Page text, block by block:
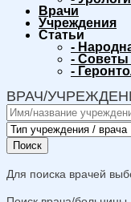
Врачи
Учреждения
Статьи
-
- Советы
-
ВРАЧ/
Поиск
Для поиска врачей